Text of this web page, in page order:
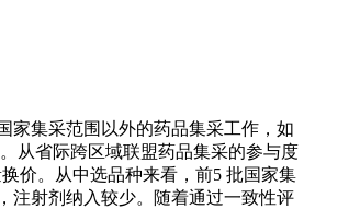
家集采范围以外的药品集采工作，如
从省际跨区域联盟药品集采的参与度
价。从中选品种来看，前5 批国家集
注射剂纳入较少。随着通过一致性评